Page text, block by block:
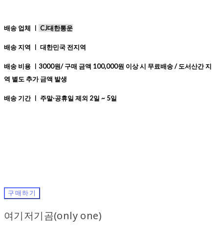
배송 업체 ㅣ CJ대한통운
배송 지역 ㅣ 대한민국 전지역
배송 비용 ㅣ3000원/ 구매 금액 100,000원 이상 시 무료배송 / 도서산간 지
역 별도 추가 금액 발생
배송 기간 ㅣ 주말·공휴일 제외 2일 ~ 5일
구매하기
여기저기곰(only one)